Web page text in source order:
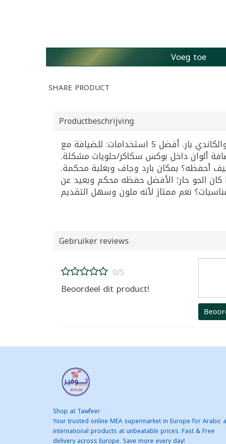
Voeg toe
SHARE PRODUCT
Productbeschrijving
جيلي ملون على شكل شرائط/حبال ومغطى بالسكر، طعمه فواكه وقوامه طري ومناسب للضيافة والكاندي بار. أفضل 5 استخدامات: للضيافة مع
ألوان داخل بوكس سكاكر/حلويات مشكلة.
بمكان بارد وجاف وبعلبة محكمة.
الجو حار؛ الأفضل حفظه محكم وبعيد عن
Gebruiker reviews
0/5
Beoordeel dit product!
Shop at Tawfeer
Your trusted online MEA supermarket in Europe for Arabic
international products at unbeatable prices. Fast & Free
delivery across Europe. Save more every day!